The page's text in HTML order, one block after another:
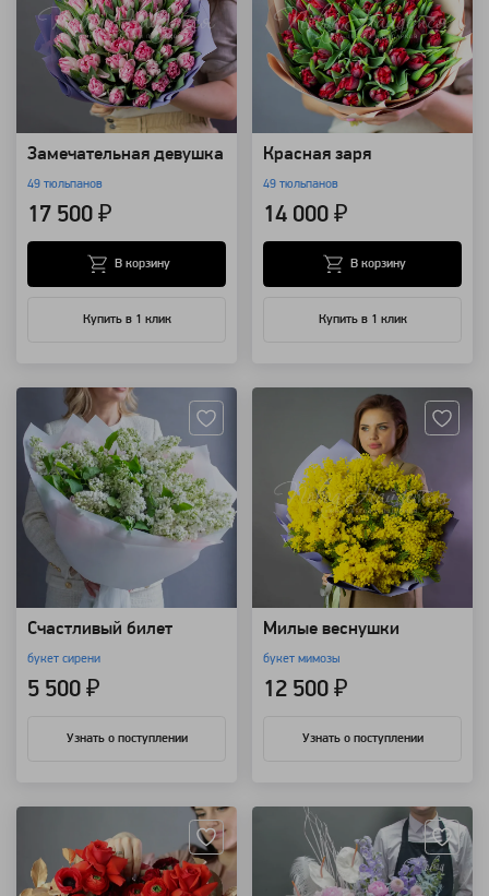
Замечательная девушка
49 тюльпанов
17 500 ₽
Купить в 1 клик
В корзину
Красная заря
49 тюльпанов
14 000 ₽
Купить в 1 клик
В корзину
Счастливый билет
букет сирени
5 500 ₽
Узнать о поступлении
Милые веснушки
букет мимозы
12 500 ₽
Узнать о поступлении